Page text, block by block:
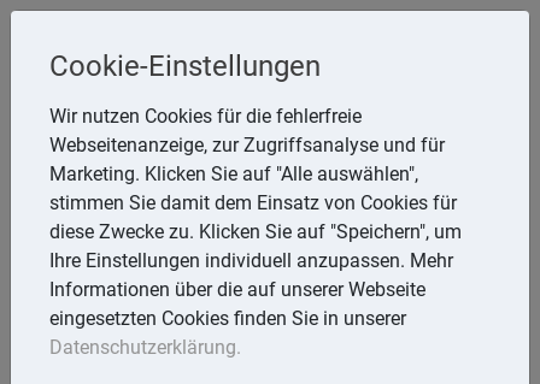
Steuerberater
Dipl.-Betriebswirt (FH) Werner Belg
Lena-Christ-Str. 18, 85055 Ingolstadt
Telefon: 841 95469-0
E-Mail:info@Belg-Stb.de
Startseite
Cookie-Einstellungen
Wir nutzen Cookies für die fehlerfreie
Webseitenanzeige, zur Zugriffsanalyse und für
Marketing. Klicken Sie auf "Alle auswählen",
stimmen Sie damit dem Einsatz von Cookies für
diese Zwecke zu. Klicken Sie auf "Speichern", um
Ihre Einstellungen individuell anzupassen. Mehr
Informationen über die auf unserer Webseite
eingesetzten Cookies finden Sie in unserer
Datenschutzerklärung.